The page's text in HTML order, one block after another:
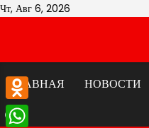
Перейти
Чт, Авг 6, 2026
ГЛАВНАЯ
НОВОСТИ
Odnoklassniki